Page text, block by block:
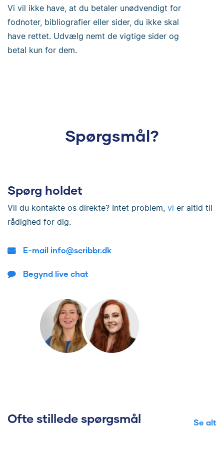
Vi vil ikke have, at du betaler unødvendigt for
fodnoter, bibliografier eller sider, du ikke skal
have rettet. Udvælg nemt de vigtige sider og
betal kun for dem.
Spørgsmål?
Spørg holdet
Vil du kontakte os direkte? Intet problem, vi er altid til
rådighed for dig.
E-mail info@scribbr.dk
Begynd live chat
Ofte stillede spørgsmål Se alt